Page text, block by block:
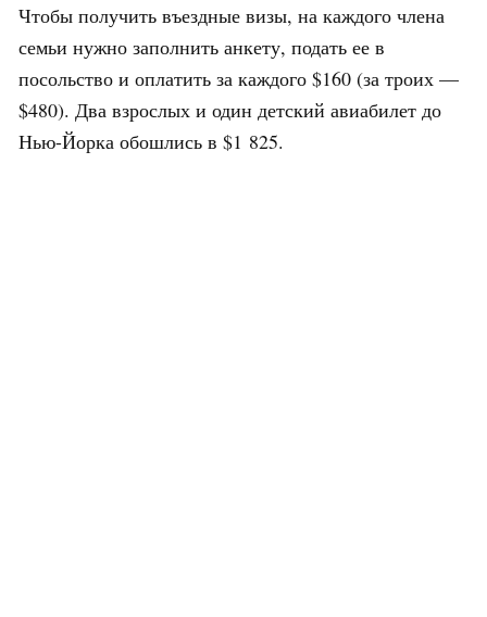
Чтобы получить въездные визы, на каждого члена
семьи нужно заполнить анкету, подать ее в
посольство и оплатить за каждого $160 (за троих —
$480). Два взрослых и один детский авиабилет до
Нью-Йорка обошлись в $1 825.